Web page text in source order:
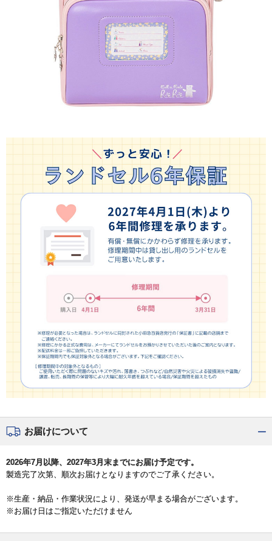
お届けについて
2026年7月以降、2027年3月末までにお届け予定です。
製造完了次第、順次お届けとなりますのでご了承ください。
※生産・納品・作業状況により、発送が早まる場合がございます。
※お届け日はご指定いただけません